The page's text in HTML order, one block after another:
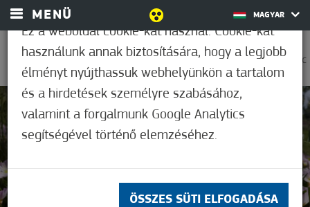
MENÜ MAGYAR
0
30,6°C
Nem értékelt
Ez a weboldal cookie-kat használ. Cookie-kat
használunk annak biztosítására, hogy a legjobb
élményt nyújthassuk webhelyünkön a tartalom
és a hirdetések személyre szabásához,
valamint a forgalmunk Google Analytics
segítségével történő elemzéséhez.
ÖSSZES SÜTI ELFOGADÁSA